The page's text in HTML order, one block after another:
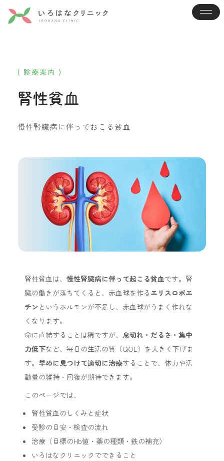
( 診療案内 )
腎性貧血
慢性腎臓病に伴っておこる貧血
腎性貧血は、慢性腎臓病に伴って起こる貧血です。腎
臓の働きが落ちてくると、赤血球を作る エリスロポエ
チン というホルモンが不足し、赤血球がうまく作れな
くなります。
命に直結することは稀ですが、息切れ・だるさ・集中
力低下など、毎日の生活の質（QOL）を大きく下げま
す。 早めに見つけて適切に治療することで、体力や活
動量の維持・回復が期待できます。
このページでは、
腎性貧血のしくみと症状
受診の目安・検査の流れ
治療（目標のHb値・薬の種類・鉄の補充）
いろはなクリニックでできること